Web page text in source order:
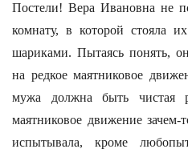
Постели! Вера Ивановна не
комнату, в которой стояла
шариками. Пытаясь понять,
на редкое маятниковое
мужа должна быть чистая
маятниковое движение
испытывала, кроме